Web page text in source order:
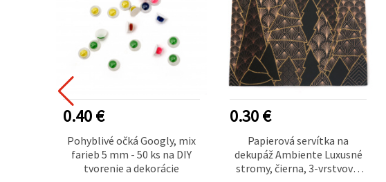
0.40 €
Pohyblivé očká Googly, mix
farieb 5 mm - 50 ks na DIY
tvorenie a dekorácie
0.30 €
Papierová servítka na
dekupáž Ambiente Luxusné
stromy, čierna, 3-vrstvová,